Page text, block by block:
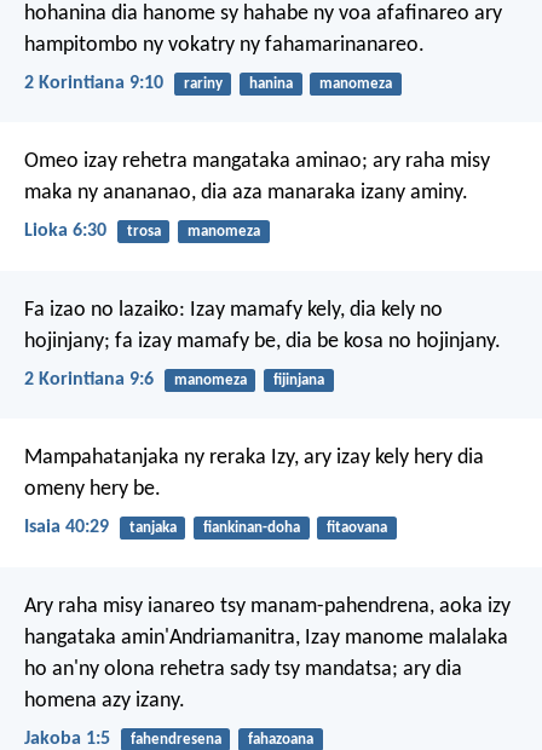
hohanina dia hanome sy hahabe ny voa afafinareo ary
hampitombo ny vokatry ny fahamarinanareo.
2 Korintiana 9:10 rariny hanina manomeza
Omeo izay rehetra mangataka aminao; ary raha misy
maka ny anananao, dia aza manaraka izany aminy.
Lioka 6:30 trosa manomeza
Fa izao no lazaiko: Izay mamafy kely, dia kely no
hojinjany; fa izay mamafy be, dia be kosa no hojinjany.
2 Korintiana 9:6 manomeza fijinjana
Mampahatanjaka ny reraka Izy, ary izay kely hery dia
omeny hery be.
Isaia 40:29 tanjaka fiankinan-doha fitaovana
Ary raha misy ianareo tsy manam-pahendrena, aoka izy
hangataka amin'Andriamanitra, Izay manome malalaka
ho an'ny olona rehetra sady tsy mandatsa; ary dia
homena azy izany.
Jakoba 1:5 fahendresena fahazoana